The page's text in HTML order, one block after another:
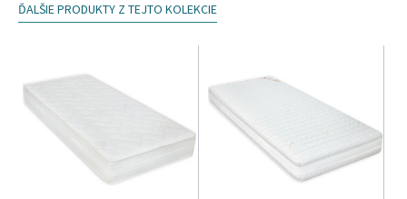
ĎALŠIE PRODUKTY Z TEJTO KOLEKCIE